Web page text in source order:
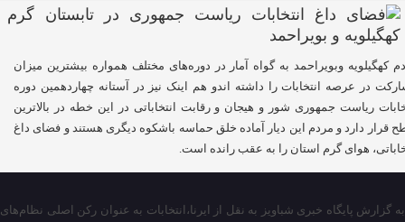
کهگیلویه وبویراحمد به گواه آمار در دوره‌های مختلف همواره بیشترین میزان
در عرصه انتخابات را داشته اندو هم اینک نیز در آستانه چهاردهمین دوره
ریاست جمهوری شور و هیجان و رقابت انتخاباتی در این خطه در بالاترین
قرار دارد و مردم این دیار آماده خلق حماسه باشکوه دیگری هستند و فضای داغ
هوای گرم استان را به عقب رانده است.
به گزارش پایگاه خبری شباویز به نقل از ایرنا،انتخابات به عنوان رکن اصلی نظام‌های